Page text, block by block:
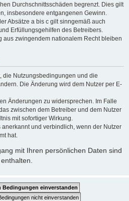
Durchschnittsschäden begrenzt. Dies gilt
insbesondere entgangenen Gewinn.
Absätze a bis c gilt sinngemäß auch
Erfüllungsgehilfen des Betreibers.
aus zwingendem nationalem Recht bleiben
die Nutzungsbedingungen und die
Die Änderung wird dem Nutzer per E-
Änderungen zu widersprechen. Im Falle
zwischen dem Betreiber und dem Nutzer
mit sofortiger Wirkung.
und verbindlich, wenn der Nutzer
hat.
mit Ihren persönlichen Daten sind